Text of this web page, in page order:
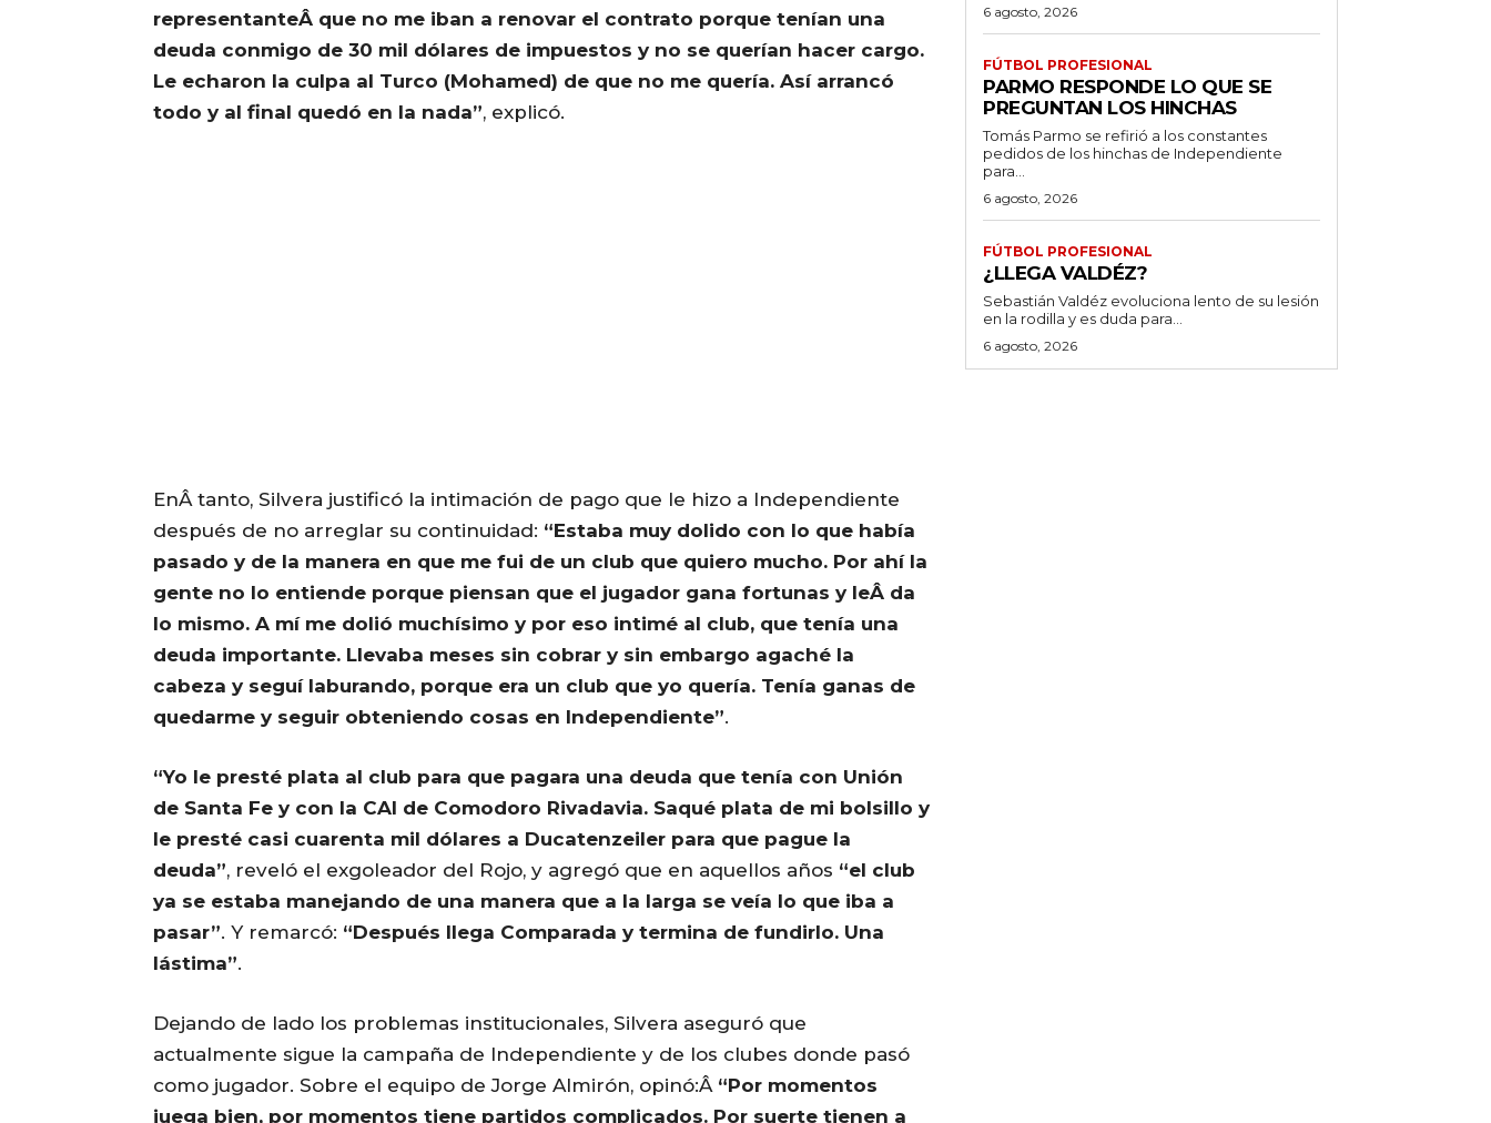
representanteÂ que no me iban a renovar el contrato porque tenían una
deuda conmigo de 30 mil dólares de impuestos y no se querían hacer cargo.
Le echaron la culpa al Turco (Mohamed) de que no me quería. Así arrancó
todo y al final quedó en la nada”, explicó.
EnÂ tanto, Silvera justificó la intimación de pago que le hizo a Independiente
después de no arreglar su continuidad: “Estaba muy dolido con lo que había
pasado y de la manera en que me fui de un club que quiero mucho. Por ahí la
gente no lo entiende porque piensan que el jugador gana fortunas y leÂ da
lo mismo. A mí me dolió muchísimo y por eso intimé al club, que tenía una
deuda importante. Llevaba meses sin cobrar y sin embargo agaché la
cabeza y seguí laburando, porque era un club que yo quería. Tenía ganas de
quedarme y seguir obteniendo cosas en Independiente”.
“Yo le presté plata al club para que pagara una deuda que tenía con Unión
de Santa Fe y con la CAI de Comodoro Rivadavia. Saqué plata de mi bolsillo y
le presté casi cuarenta mil dólares a Ducatenzeiler para que pague la
deuda”, reveló el exgoleador del Rojo, y agregó que en aquellos años “el club
ya se estaba manejando de una manera que a la larga se veía lo que iba a
pasar”. Y remarcó: “Después llega Comparada y termina de fundirlo. Una
lástima”.
Dejando de lado los problemas institucionales, Silvera aseguró que
actualmente sigue la campaña de Independiente y de los clubes donde pasó
como jugador. Sobre el equipo de Jorge Almirón, opinó:Â “Por momentos
juega bien, por momentos tiene partidos complicados. Por suerte tienen a
6 agosto, 2026
FÚTBOL PROFESIONAL
PARMO RESPONDE LO QUE SE
PREGUNTAN LOS HINCHAS
Tomás Parmo se refirió a los constantes
pedidos de los hinchas de Independiente
para...
6 agosto, 2026
FÚTBOL PROFESIONAL
¿LLEGA VALDÉZ?
Sebastián Valdéz evoluciona lento de su lesión
en la rodilla y es duda para...
6 agosto, 2026